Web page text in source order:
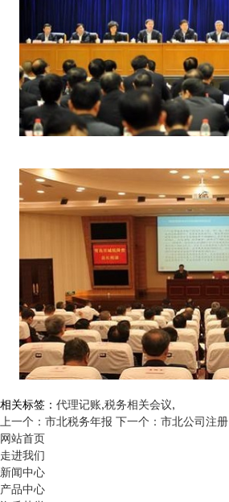
相关标签： 代理记账,税务相关会议,
上一个：市北税务年报 下一个：市北公司注册
网站首页
走进我们
新闻中心
产品中心